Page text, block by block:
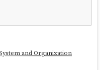
and Organization